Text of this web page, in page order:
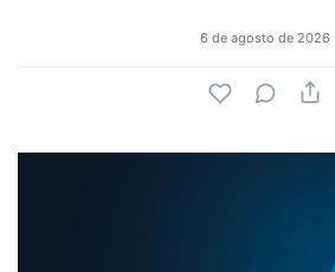
6 de agosto de 2026